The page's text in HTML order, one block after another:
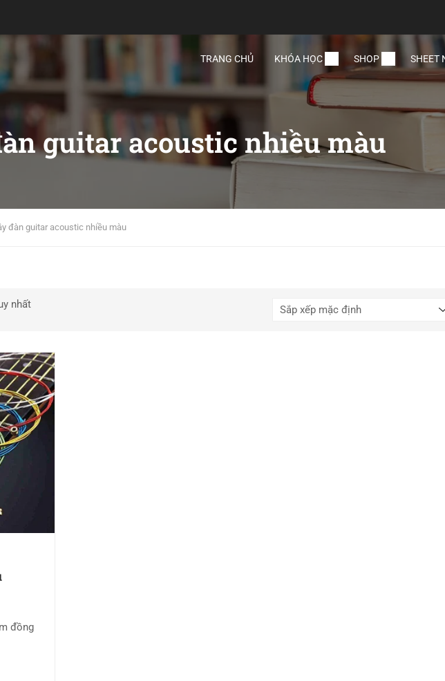
TRANG CHỦ KHÓA HỌC SHOP SHEET
guitar acoustic nhiều màu
đàn guitar acoustic nhiều màu
nhất
đồng